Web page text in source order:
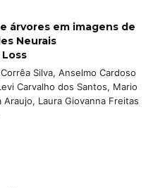
árvores em imagens de
Neurais
Silva, Anselmo Cardoso
Carvalho dos Santos, Mario
Laura Giovanna Freitas